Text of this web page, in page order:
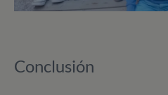
Conclusión